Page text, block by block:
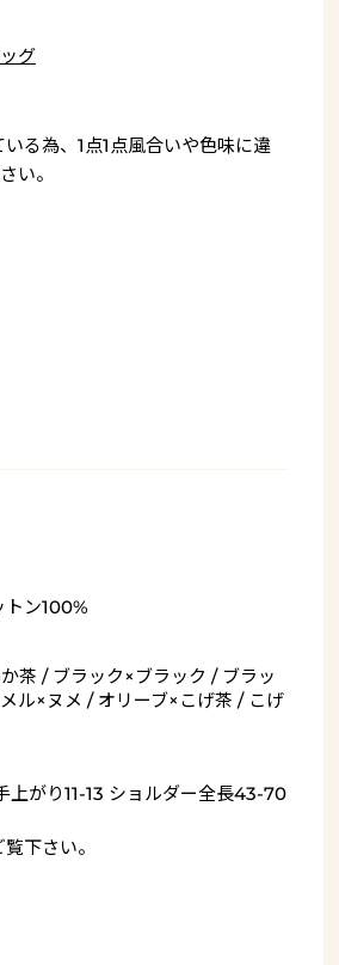
グ
る為、1点1点風合いや色味に違
い。
トン100%
茶 / ブラック×ブラック / ブラッ
ル×ヌメ / オリーブ×こげ茶 / こげ
がり11-13 ショルダー全長43-70
下さい。